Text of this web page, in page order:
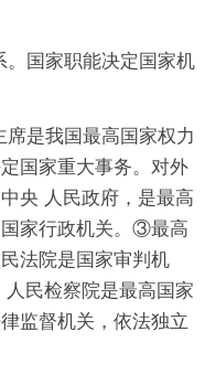
国家职能决定国家机
是我国最高国家权力
国家重大事务。对外
央 人民政府，是最高
家行政机关。③最高
法院是国家审判机
民检察院是最高国家
监督机关，依法独立